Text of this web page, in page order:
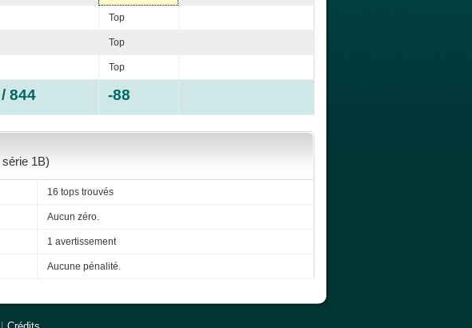
Top
Top
Top
844 -88
1B)
16 tops trouvés
Aucun zéro.
1 avertissement
Aucune pénalité.